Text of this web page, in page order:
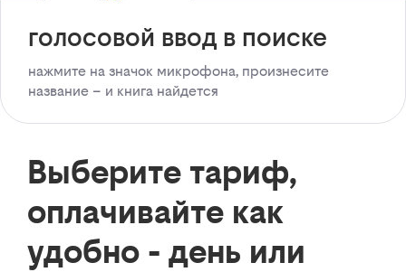
голосовой ввод в поиске
нажмите на значок микрофона, произнесите
название – и книга найдется
Выберите тариф,
оплачивайте как
удобно - день или